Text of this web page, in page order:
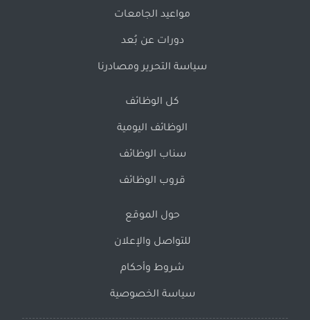
مواعيد الجامعات
دورات عن بُعد
سياسة التحرير ومصادرنا
كل الوظائف
الوظائف اليومية
سناب الوظائف
قروب الوظائف
حول الموقع
للتواصل والإعلان
شروط وأحكام
سياسة الخصوصية